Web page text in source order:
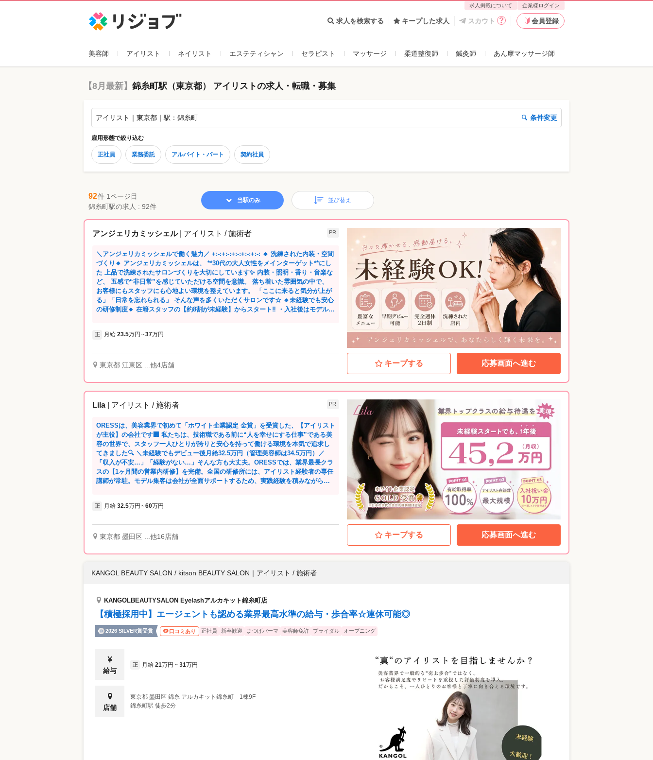
求人掲載について 企業様ログイン
求人を検索する キープした求人 スカウト 会員登録
美容師 アイリスト ネイリスト エステティシャン セラピスト マッサージ 柔道整復師 鍼灸師 あん摩マッサージ師
【8月最新】 錦糸町駅（東京都） アイリストの求人・転職・募集
アイリスト｜東京都｜駅：錦糸町 条件変更
雇用形態で絞り込む
正社員 業務委託 アルバイト・パート 契約社員
92件 1ページ目
錦糸町駅の求人 : 92件
当駅のみ 並び替え
アンジェリカミッシェル| アイリスト / 施術者 PR
＼アンジェリカミッシェルで働く魅力／ +:-:+:-:+:-:+:-:+:-: 🔸 洗練された内装・空間
づくり🔸 アンジェリカミッシェルは、 **30代の大人女性をメインターゲット**にし
た 上品で洗練されたサロンづくりを大切にしています✨ 内装・照明・香り・音楽な
ど、 五感で“非日常”を感じていただける空間を意識。 落ち着いた雰囲気の中で、
お客様にもスタッフにも心地よい環境を整えています。 「ここに来ると気分が上が
る」「日常を忘れられる」 そんな声を多くいただくサロンです☆ 🔸未経験でも安心
の研修制度🔸 在籍スタッフの【約8割が未経験】からスタート‼️ ・入社後はモデル施
約1か月でのデビューを目指しつつ、 無理なく・確実に成長できるカリキュラムで
がら、着実にスキルアップできる環境です☆ 【1か月デビューのメリット✨】
・早い段階でご入客できるため、ネイリストとしての楽しさややりがいを早く実
大会の審査員や入賞したスタッフもおり、未経験からでもスキルを発揮できる環境
を整えております！ 🔸最も大切にしている「おもてなし」🔸 施術だけでなく、お客
様一人一人に向き合い、 「自分がされたら嬉しいこと」を常に考えながら 安心して
お任せいただける接客と空間づくりを大切に 特別な時間をご提供しています✨ 回転
重視ではなく、 お客様としっかり向き合える接客がしたい方に ぴったりのサロンで
す🌷 🔸働きやすい環境のポイント🔸 年齢や経験に関係なく活躍できる環境です☆
スタッフ同士の価値観が近く、 自然と助け合える温かい雰囲気が魅力。 ・髪色自由
（規定あり） ・ネイル／アイの施術無料 ・おしゃれな制服あり ・資格取得支援制
度あり ・店販商品の購入も可能 ・全店舗駅チカ5分！ ・産休育休実績100％
正 月給 23.5万円 ~37万円
東京都 江東区 ...他4店舗 キープする 応募画面へ進む
Lila | アイリスト / 施術者 PR
ORESSは、美容業界で初めて「ホワイト企業認定 金賞」を受賞した、【アイリスト
が主役】の会社です🏢 私たちは、技術職である前に“人を幸せにする仕事”である美
容の世界で、スタッフ一人ひとりが誇りと安心を持って働ける環境を本気で追求し
てきました🔍 ＼未経験でもデビュー後月給32.5万円（管理美容師は34.5万円）／
「収入が不安…」「経験がない…」そんな方も大丈夫。ORESSでは、業界最長クラ
スの【1ヶ月間の営業内研修】を完備。全国の研修所には、アイリスト経験者の専任
講師が常駐。モデル集客は会社が全面サポートするため、実践経験を積みながら、
番多め希望」など、あなたの“理想の働き方”を実現できます。 実際に、土日祝休み
り稼ぎたい！」など、自身で入客枠数を選択できます！ 「美容業界で1番アイリスト
が働きやすいサロンをつくる」それがORESSのこだわりです🕊️ 歩合還元や各種手当
住宅手当（月1万円）など、頑張りがそのままお給料に反映される仕組みです。3ヶ
は、“仕事”も“私生活”も、どちらも大切にしてほしいからこそ、有給取得は100％推
で、現場は施術に集中できる安心の体制です📞 社員のキャリアも長期的にサポート
しています。 売上・接客・技術に応じてキャリアアップできる明確な評価制度があ
り、店長・マネージャー・トレーナーなどへのステップアップも実現可能。出産後
の復帰支援や育休制度（取得率100％）も整備しており、ママアイリストも多数活躍
中です🧸🎶 全国で300店舗以上展開し、成長を続けるORESSだからこそ、できるこ
も、業界トップクラスの環境がここにはあります🎖️ あなたの“これからの美容人
生”、ORESSで新しい一歩を踏み出してみませんか？
正 月給 32.5万円 ~60万円
東京都 墨田区 ...他16店舗 キープする 応募画面へ進む
KANGOL BEAUTY SALON / kitson BEAUTY SALON ｜ アイリスト / 施術者
KANGOLBEAUTYSALON Eyelashアルカキット錦糸町店
【積極採用中】エージェントも認める業界最高水準の給与・歩合率☆連休可能◎
2026 SILVER賞受賞 口コミあり 正社員 新卒歓迎 まつげパーマ 美容師免許 ブライダル オープニング
給与
正 月給 21万円 ~ 31万円
店舗
東京都 墨田区 錦糸 アルカキット錦糸町 1棟9F
錦糸町駅 徒歩2分